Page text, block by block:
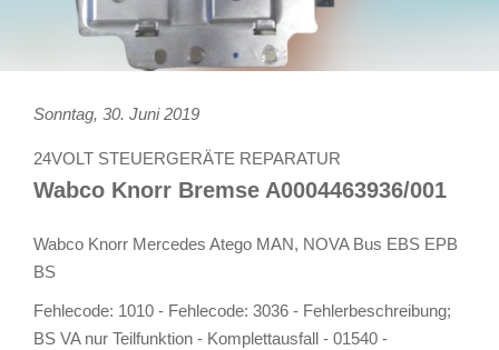
Sonntag, 30. Juni 2019
24VOLT STEUERGERÄTE REPARATUR
Wabco Knorr Bremse A0004463936/001
Wabco Knorr Mercedes Atego MAN, NOVA Bus EBS EPB
BS
Fehlecode: 1010 - Fehlecode: 3036 - Fehlerbeschreibung;
BS VA nur Teilfunktion - Komplettausfall - 01540 -